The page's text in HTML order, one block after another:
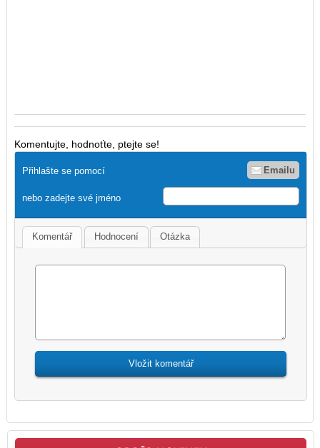
Komentujte, hodnoťte, ptejte se!
Přihlašte se pomocí Emailu
nebo zadejte své jméno
Komentář Hodnocení Otázka